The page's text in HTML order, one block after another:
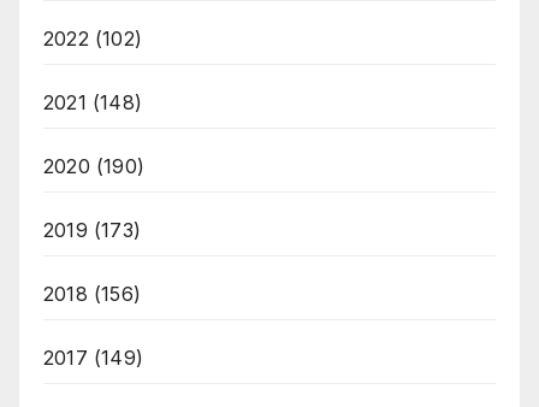
2022 (102)
2021 (148)
2020 (190)
2019 (173)
2018 (156)
2017 (149)